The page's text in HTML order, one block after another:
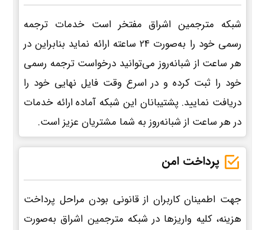
شبکه مترجمین اشراق مفتخر است خدمات ترجمه
رسمی خود را به‌صورت 24 ساعته ارائه نماید بنابراین در
هر ساعت از شبانه‌روز می‌توانید درخواست ترجمه رسمی
خود را ثبت کرده و در اسرع وقت فایل نهایی خود را
دریافت نمایید. پشتیبانان این شبکه آماده ارائه خدمات
در هر ساعت از شبانه‌روز به شما مشتریان عزیز است.
پرداخت امن
جهت اطمینان کاربران از قانونی بودن مراحل پرداخت
هزینه، کلیه واریزها در شبکه مترجمین اشراق به‌صورت